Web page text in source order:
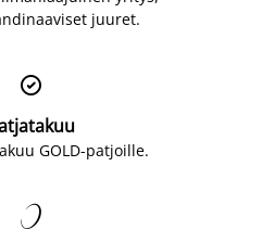
juuret.

GOLD-patjoille.
